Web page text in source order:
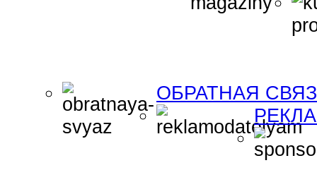
ОБРАТНАЯ